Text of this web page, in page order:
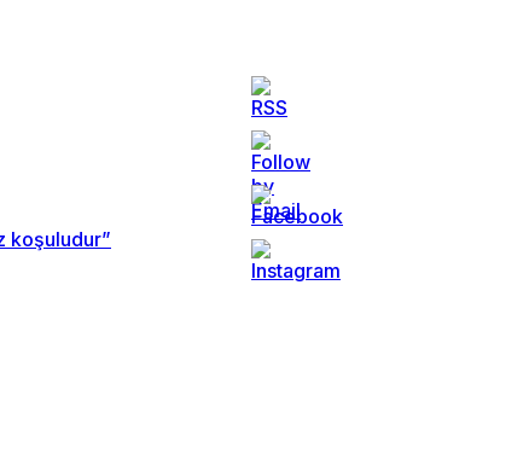
koşuludur”